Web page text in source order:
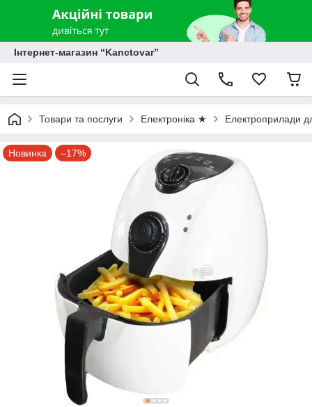
Інтернет-магазин “Kanctovar”
Товари та послуги Електроніка ★ Електроприлади
Новинка –17%